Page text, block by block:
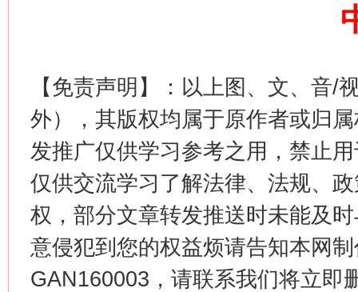
【免责声明】：以上图、文、音/
外），其版权均属于原作者或归
发推广仅供学习参考之用，禁止
仅供交流学习了解法律、法规、
权，部分文章转发推送时未能及
意侵犯到您的权益烦请告知本网
GAN160003，请联系我们将立即
今